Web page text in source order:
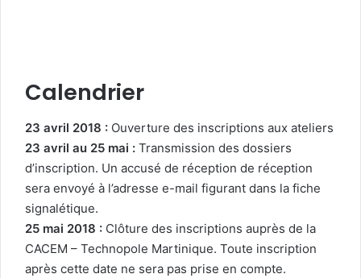
Calendrier
23 avril 2018 : Ouverture des inscriptions aux ateliers
23 avril au 25 mai : Transmission des dossiers
d’inscription. Un accusé de réception de réception
sera envoyé à l’adresse e-mail figurant dans la fiche
signalétique.
25 mai 2018 : Clôture des inscriptions auprès de la
CACEM – Technopole Martinique. Toute inscription
après cette date ne sera pas prise en compte.